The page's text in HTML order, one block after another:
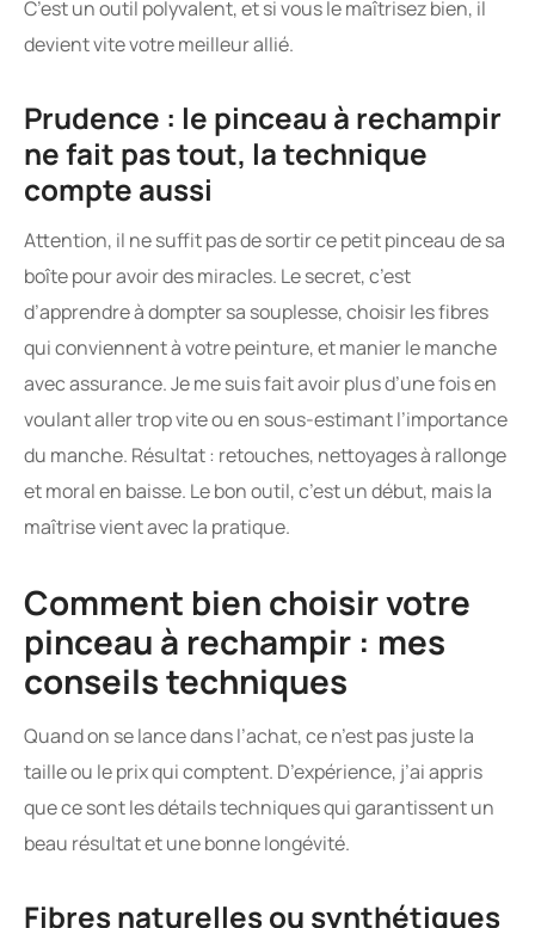
C’est un outil polyvalent, et si vous le maîtrisez bien, il
devient vite votre meilleur allié.
Prudence : le pinceau à rechampir
ne fait pas tout, la technique
compte aussi
Attention, il ne suffit pas de sortir ce petit pinceau de sa
boîte pour avoir des miracles. Le secret, c’est
d’apprendre à dompter sa souplesse, choisir les fibres
qui conviennent à votre peinture, et manier le manche
avec assurance. Je me suis fait avoir plus d’une fois en
voulant aller trop vite ou en sous-estimant l’importance
du manche. Résultat : retouches, nettoyages à rallonge
et moral en baisse. Le bon outil, c’est un début, mais la
maîtrise vient avec la pratique.
Comment bien choisir votre
pinceau à rechampir : mes
conseils techniques
Quand on se lance dans l’achat, ce n’est pas juste la
taille ou le prix qui comptent. D’expérience, j’ai appris
que ce sont les détails techniques qui garantissent un
beau résultat et une bonne longévité.
Fibres naturelles ou synthétiques